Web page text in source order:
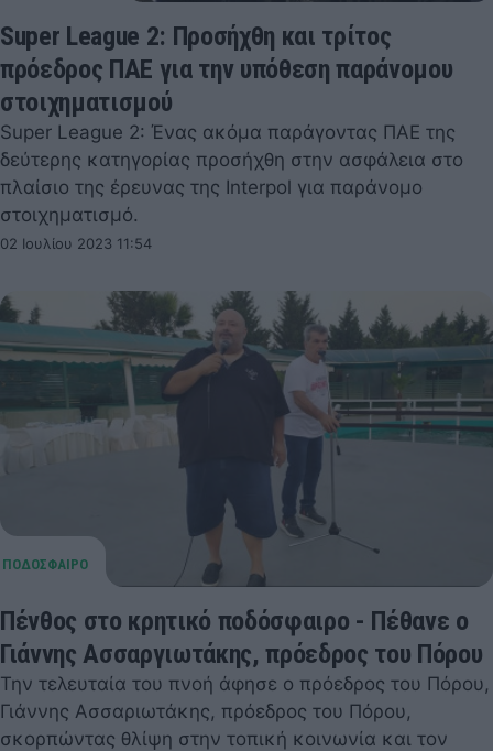
Super League 2: Προσήχθη και τρίτος
πρόεδρος ΠΑΕ για την υπόθεση παράνομου
στοιχηματισμού
Super League 2: Ένας ακόμα παράγοντας ΠΑΕ της
δεύτερης κατηγορίας προσήχθη στην ασφάλεια στο
πλαίσιο της έρευνας της Interpol για παράνομο
στοιχηματισμό.
02 Ιουλίου 2023 11:54
Πένθος στο κρητικό ποδόσφαιρο - Πέθανε ο
Γιάννης Ασσαργιωτάκης, πρόεδρος του Πόρου
Την τελευταία του πνοή άφησε ο πρόεδρος του Πόρου,
Γιάννης Ασσαριωτάκης, πρόεδρος του Πόρου,
σκορπώντας θλίψη στην τοπική κοινωνία και τον